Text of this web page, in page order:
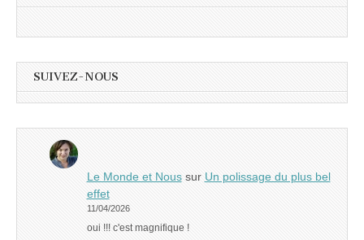
SUIVEZ-NOUS
Le Monde et Noussur Un polissage du plus bel
effet
11/04/2026
oui !!! c'est magnifique !